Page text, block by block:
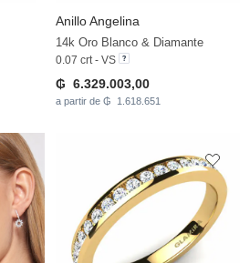
Anillo Angelina
14k Oro Blanco & Diamante
0.07 crt - VS
₲ 6.329.003,00
a partir de ₲ 1.618.651